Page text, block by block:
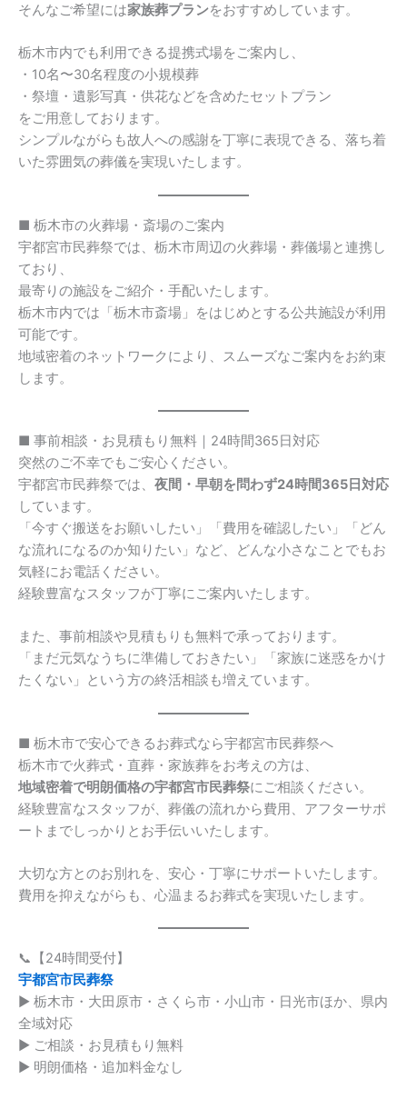
そんなご希望には家族葬プランをおすすめしています。
栃木市内でも利用できる提携式場をご案内し、
・10名〜30名程度の小規模葬
・祭壇・遺影写真・供花などを含めたセットプラン
をご用意しております。
シンプルながらも故人への感謝を丁寧に表現できる、落ち着
いた雰囲気の葬儀を実現いたします。
■ 栃木市の火葬場・斎場のご案内
宇都宮市民葬祭では、栃木市周辺の火葬場・葬儀場と連携し
ており、
最寄りの施設をご紹介・手配いたします。
栃木市内では「栃木市斎場」をはじめとする公共施設が利用
可能です。
地域密着のネットワークにより、スムーズなご案内をお約束
します。
■ 事前相談・お見積もり無料｜24時間365日対応
突然のご不幸でもご安心ください。
宇都宮市民葬祭では、 夜間・早朝を問わず24時間365日対応
しています。
「今すぐ搬送をお願いしたい」「費用を確認したい」「どん
な流れになるのか知りたい」など、どんな小さなことでもお
気軽にお電話ください。
経験豊富なスタッフが丁寧にご案内いたします。
また、事前相談や見積もりも無料で承っております。
「まだ元気なうちに準備しておきたい」「家族に迷惑をかけ
たくない」という方の終活相談も増えています。
■ 栃木市で安心できるお葬式なら宇都宮市民葬祭へ
栃木市で火葬式・直葬・家族葬をお考えの方は、
地域密着で明朗価格の宇都宮市民葬祭にご相談ください。
経験豊富なスタッフが、葬儀の流れから費用、アフターサポ
ートまでしっかりとお手伝いいたします。
大切な方とのお別れを、安心・丁寧にサポートいたします。
費用を抑えながらも、心温まるお葬式を実現いたします。
📞【24時間受付】
宇都宮市民葬祭
▶ 栃木市・大田原市・さくら市・小山市・日光市ほか、県内
全域対応
▶ ご相談・お見積もり無料
▶ 明朗価格・追加料金なし